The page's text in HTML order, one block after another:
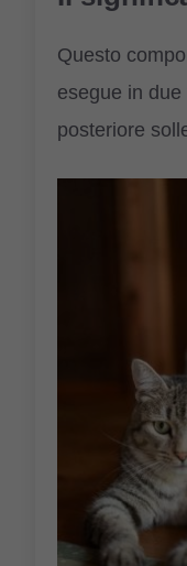
Questo
esegue in
posteriore